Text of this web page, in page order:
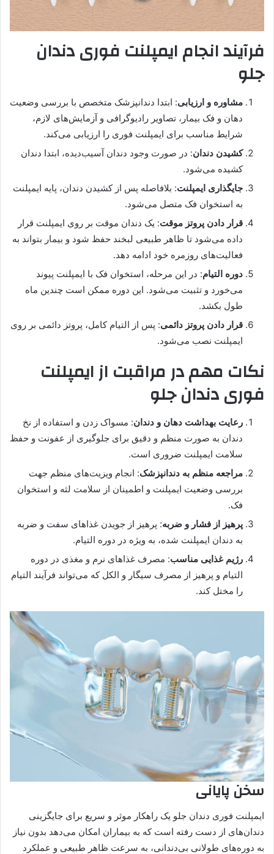
فرآیند انجام ایمپلنت فوری دندان
جلو
مشاوره و ارزیابی: ابتدا دندانپزشک متخصص با بررسی وضعیت
دهان و فک بیمار، تصاویر رادیوگرافی و آزمایش‌های لازم،
شرایط مناسب برای ایمپلنت فوری را ارزیابی می‌کند.
کشیدن دندان: در صورت وجود دندان آسیب‌دیده، ابتدا دندان
کشیده می‌شود.
جایگذاری ایمپلنت: بلافاصله پس از کشیدن دندان، پایه ایمپلنت
به استخوان فک متصل می‌شود.
قرار دادن پروتز موقت: یک دندان موقت بر روی ایمپلنت قرار
داده می‌شود تا ظاهر طبیعی لبخند حفظ شود و بیمار بتواند به
فعالیت‌های روزمره خود ادامه دهد.
دوره التیام: در این مرحله، استخوان فک با ایمپلنت پیوند
می‌خورد و تثبیت می‌شود. این دوره ممکن است چندین ماه
طول بکشد.
قرار دادن پروتز دائمی: پس از التیام کامل، پروتز دائمی بر روی
ایمپلنت نصب می‌شود.
نکات مهم در مراقبت از ایمپلنت
فوری دندان جلو
رعایت بهداشت دهان و دندان: مسواک زدن و استفاده از نخ
دندان به صورت منظم و دقیق برای جلوگیری از عفونت و حفظ
سلامت ایمپلنت ضروری است.
مراجعه منظم به دندانپزشک: انجام ویزیت‌های منظم جهت
بررسی وضعیت ایمپلنت و اطمینان از سلامت لثه و استخوان
فک.
پرهیز از فشار و ضربه: پرهیز از جویدن غذاهای سفت و ضربه
به دندان ایمپلنت شده، به ویژه در دوره التیام.
رژیم غذایی مناسب: مصرف غذاهای نرم و مغذی در دوره
التیام و پرهیز از مصرف سیگار و الکل که می‌تواند فرآیند التیام
را مختل کند.
سخن پایانی
ایمپلنت فوری دندان جلو یک راهکار موثر و سریع برای جایگزینی
دندان‌های از دست رفته است که به بیماران امکان می‌دهد بدون نیاز
به دوره‌های طولانی بی‌دندانی، به سرعت ظاهر طبیعی و عملکرد